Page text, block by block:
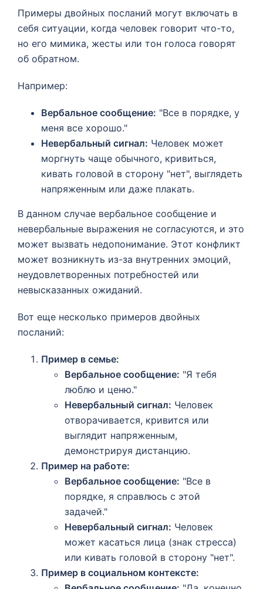
Примеры двойных посланий могут включать в
себя ситуации, когда человек говорит что-то,
но его мимика, жесты или тон голоса говорят
об обратном.
Например:
Вербальное сообщение: "Все в порядке, у
меня все хорошо."
Невербальный сигнал: Человек может
моргнуть чаще обычного, кривиться,
кивать головой в сторону "нет", выглядеть
напряженным или даже плакать.
В данном случае вербальное сообщение и
невербальные выражения не согласуются, и это
может вызвать недопонимание. Этот конфликт
может возникнуть из-за внутренних эмоций,
неудовлетворенных потребностей или
невысказанных ожиданий.
Вот еще несколько примеров двойных
посланий:
Пример в семье:
Вербальное сообщение: "Я тебя
люблю и ценю."
Невербальный сигнал: Человек
отворачивается, кривится или
выглядит напряженным,
демонстрируя дистанцию.
Пример на работе:
Вербальное сообщение: "Все в
порядке, я справлюсь с этой
задачей."
Невербальный сигнал: Человек
может касаться лица (знак стресса)
или кивать головой в сторону "нет".
Пример в социальном контексте: